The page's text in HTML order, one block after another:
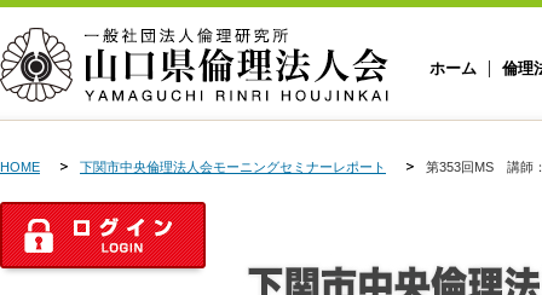
ホーム 倫理
HOME 下関市中央倫理法人会モーニングセミナーレポート 第353回MS 講師